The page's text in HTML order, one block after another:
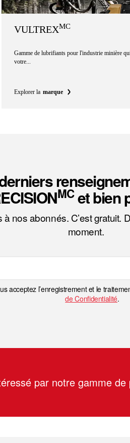
VULTREXMC
Gamme de lubrifiants pour l'industrie minière
votre...
Explorer la marque
MCet bien
nos abonnés. C’est gratuit.
moment.
acceptez l’enregistrement et le
de Confidentialité.
par notre gamme de